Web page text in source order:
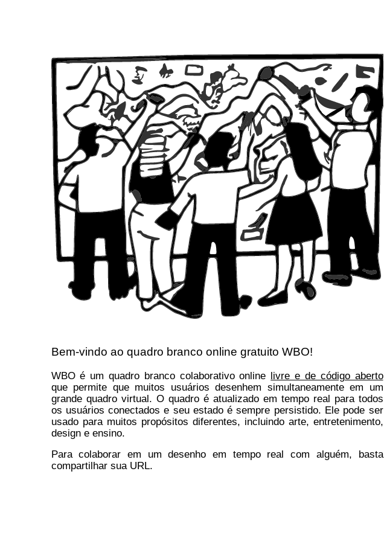
Bem-vindo ao quadro branco online gratuito WBO!
WBO é um quadro branco colaborativo online livre e de código aberto
que permite que muitos usuários desenhem simultaneamente em um
grande quadro virtual. O quadro é atualizado em tempo real para todos
os usuários conectados e seu estado é sempre persistido. Ele pode ser
usado para muitos propósitos diferentes, incluindo arte, entretenimento,
design e ensino.
Para colaborar em um desenho em tempo real com alguém, basta
compartilhar sua URL.